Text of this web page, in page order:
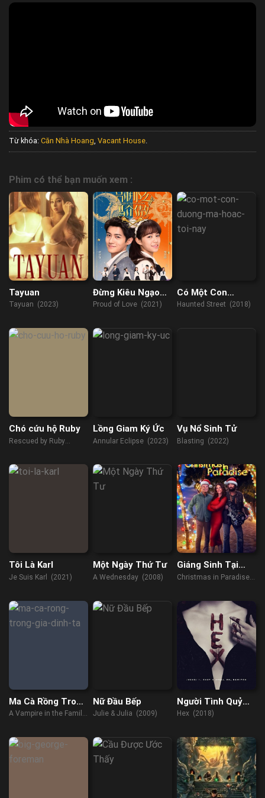
Từ khóa: Căn Nhà Hoang, Vacant House.
Phim có thể bạn muốn xem :
Tayuan
Tayuan (2023)
Đừng Kiêu Ngạo
Như Vậy
Proud of Love (2021)
Có Một Con
Đường Ma Hoặc
Haunted Street (2018)
Chó cứu hộ Ruby
Rescued by Ruby
Lồng Giam Ký Ức
Annular Eclipse (2023)
Vụ Nổ Sinh Tử
Blasting (2022)
Tôi Là Karl
Je Suis Karl (2021)
Một Ngày Thứ Tư
A Wednesday (2008)
Giáng Sinh Tại
Thiên Đường
Christmas in Paradise
Ma Cà Rồng Trong
Gia Đình Ta
A Vampire in the Family
Nữ Đầu Bếp
Julie & Julia (2009)
Người Tình Quỷ
Ám
Hex (2018)